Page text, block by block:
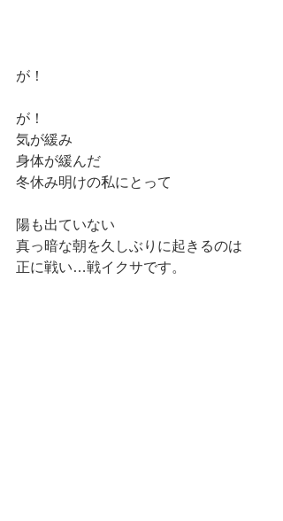
が！
が！
気が緩み
身体が緩んだ
冬休み明けの私にとって
陽も出ていない
真っ暗な朝を久しぶりに起きるのは
正に戦い…戦イクサです。